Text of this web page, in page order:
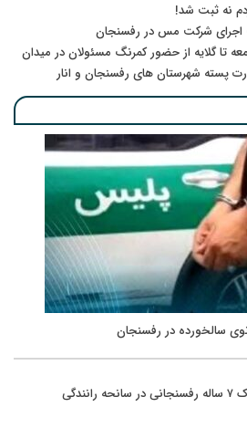
نه ثبت شد!
اجرای شرکت مس در رفسنجان
تا گلایه از حضور کمرنگ مسئولان در میدان
پسته شهرستان های رفسنجان و انار
سالخورده در رفسنجان